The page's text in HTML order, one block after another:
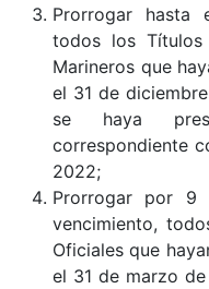
Prorrogar
todos los
Marineros que
el 31 de
se haya
correspondiente
2022;
Prorrogar por 9
vencimiento,
Oficiales que
el 31 de marzo